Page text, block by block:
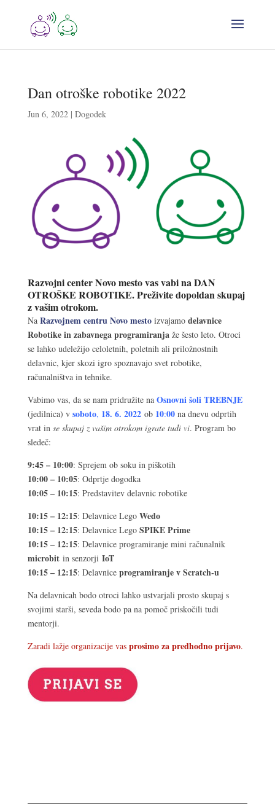
Dan otroške robotike 2022
Jun 6, 2022| Dogodek
Razvojni center Novo mesto vas vabi na DAN
OTROŠKE ROBOTIKE. Preživite dopoldan skupaj
z vašim otrokom.
Na Razvojnem centru Novo mestoizvajamo delavnice
Robotike in zabavnega programiranja že šesto leto. Otroci
se lahko udeležijo celoletnih, poletnih ali priložnostnih
delavnic, kjer skozi igro spoznavajo svet robotike,
računalništva in tehnike.
Vabimo vas, da se nam pridružite na Osnovni šoli TREBNJE
(jedilnica) v soboto, 18. 6. 2022ob 10:00na dnevu odprtih
vrat in se skupaj z vašim otrokom igrate tudi vi. Program bo
sledeč:
9:45 – 10:00: Sprejem ob soku in piškotih
10:00 – 10:05: Odprtje dogodka
10:05 – 10:15: Predstavitev delavnic robotike
10:15 – 12:15: Delavnice Lego Wedo
10:15 – 12:15: Delavnice Lego SPIKE Prime
10:15 – 12:15: Delavnice programiranje mini računalnik
microbit in senzorji IoT
10:15 – 12:15: Delavnice programiranje v Scratch-u
Na delavnicah bodo otroci lahko ustvarjali prosto skupaj s
svojimi starši, seveda bodo pa na pomoč priskočili tudi
mentorji.
Zaradi lažje organizacije vas prosimo za predhodno prijavo.